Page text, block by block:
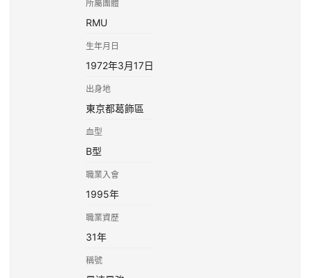
所屬團體
RMU
生年月日
1972年3月17日
出身地
東京都葛飾區
血型
B型
職業入會
1995年
職業資歷
31年
稱號